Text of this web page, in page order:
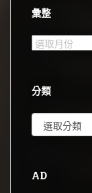
彙整
彙
分類
類
AD